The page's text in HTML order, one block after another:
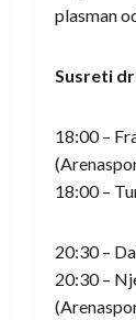
plasman
Susreti
18:00 –
18:00 –
20:30 –
20:30 –